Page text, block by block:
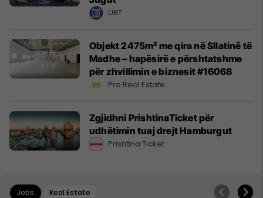
UBT
Objekt 2475m² me qira në Sllatinë të
Madhe – hapësirë e përshtatshme
për zhvillimin e biznesit #16068
Pro Real Estate
Zgjidhni PrishtinaTicket për
udhëtimin tuaj drejt Hamburgut
Prishtina Ticket
Jobs Real Estate